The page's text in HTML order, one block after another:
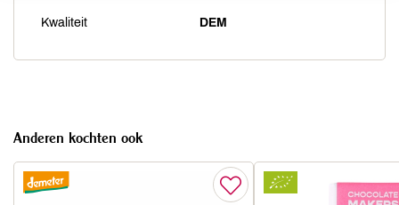
Kwaliteit DEM
Anderen kochten ook